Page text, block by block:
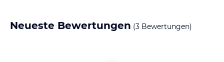
Neueste Bewertungen (3 Bewertungen)